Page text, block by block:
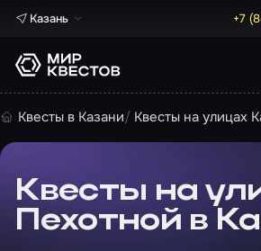
Казань +7
Квесты в Казани Квесты на улицах
Квесты на
Пехотной в